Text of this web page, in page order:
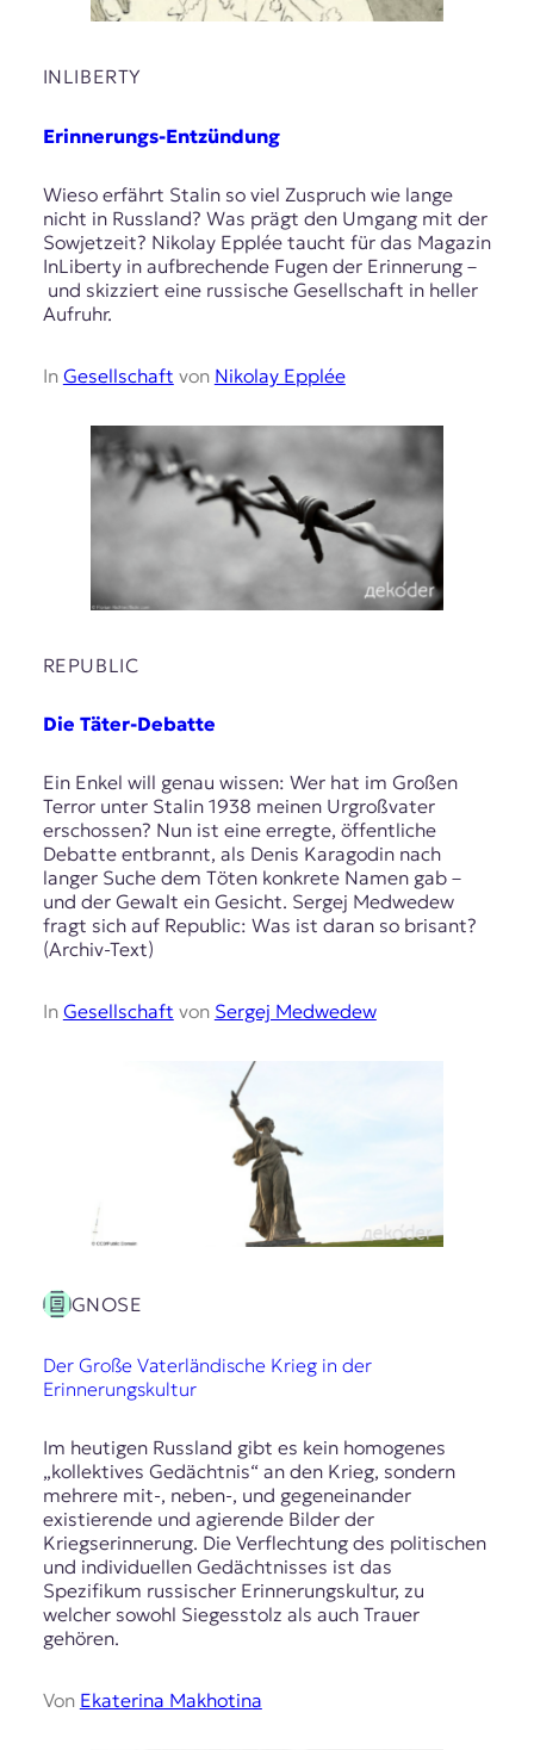
INLIBERTY
Erinnerungs-Entzündung
Wieso erfährt Stalin so viel Zuspruch wie lange
nicht in Russland? Was prägt den Umgang mit der
Sowjetzeit? Nikolay Epplée taucht für das Magazin
InLiberty in aufbrechende Fugen der Erinnerung –
und skizziert eine russische Gesellschaft in heller
Aufruhr.
In Gesellschaft von Nikolay Epplée
REPUBLIC
Die Täter-Debatte
Ein Enkel will genau wissen: Wer hat im Großen
Terror unter Stalin 1938 meinen Urgroßvater
erschossen? Nun ist eine erregte, öffentliche
Debatte entbrannt, als Denis Karagodin nach
langer Suche dem Töten konkrete Namen gab –
und der Gewalt ein Gesicht. Sergej Medwedew
fragt sich auf Republic: Was ist daran so brisant?
(Archiv-Text)
In Gesellschaft von Sergej Medwedew
GNOSE
Der Große Vaterländische Krieg in der
Erinnerungskultur
Im heutigen Russland gibt es kein homogenes
„kollektives Gedächtnis“ an den Krieg, sondern
mehrere mit-, neben-, und gegeneinander
existierende und agierende Bilder der
Kriegserinnerung. Die Verflechtung des politischen
und individuellen Gedächtnisses ist das
Spezifikum russischer Erinnerungskultur, zu
welcher sowohl Siegesstolz als auch Trauer
gehören.
Von Ekaterina Makhotina